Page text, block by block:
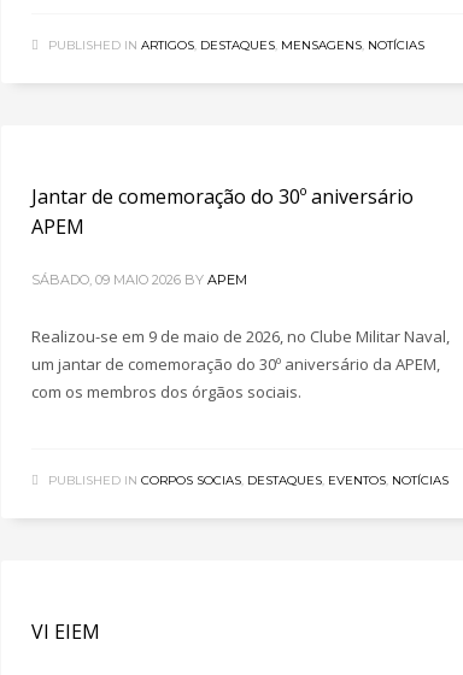
PUBLISHED IN ARTIGOS, DESTAQUES, MENSAGENS, NOTÍCIAS
Jantar de comemoração do 30º aniversário
APEM
SÁBADO, 09 MAIO 2026 BY APEM
Realizou-se em 9 de maio de 2026, no Clube Militar Naval,
um jantar de comemoração do 30º aniversário da APEM,
com os membros dos órgãos sociais.
PUBLISHED IN CORPOS SOCIAS, DESTAQUES, EVENTOS, NOTÍCIAS
VI EIEM